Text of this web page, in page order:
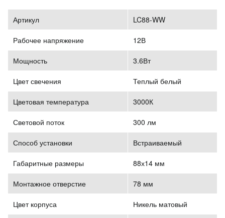
Артикул LC88-WW
Рабочее напряжение 12В
Мощность 3.6Вт
Цвет свечения Теплый белый
Цветовая температура 3000К
Световой поток 300 лм
Способ установки Встраиваемый
Габаритные размеры 88х14 мм
Монтажное отверстие 78 мм
Цвет корпуса Никель матовый